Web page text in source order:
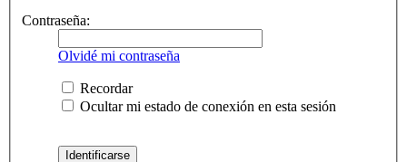
Contraseña:
Olvidé mi contraseña
Recordar
Ocultar mi estado de conexión en esta sesión